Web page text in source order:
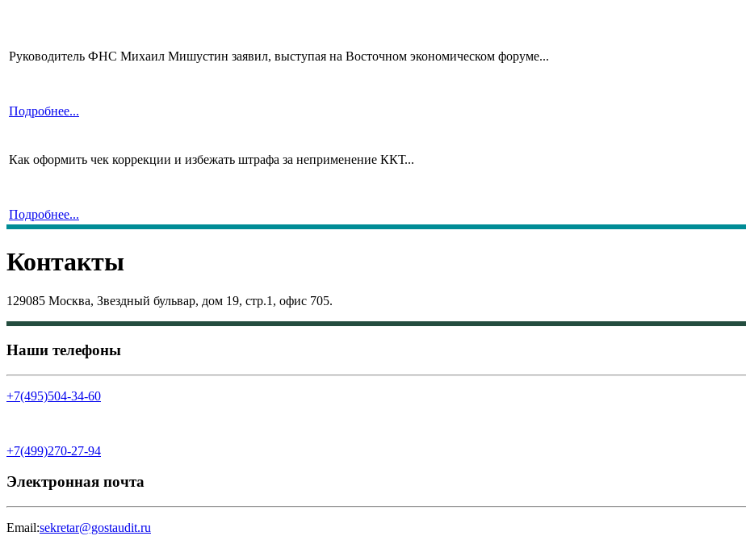
Руководитель ФНС Михаил Мишустин заявил, выступая на Восточном экономическом форуме...
Подробнее...
Как оформить чек коррекции и избежать штрафа за неприменение ККТ...
Подробнее...
Контакты
129085 Москва, Звездный бульвар, дом 19, стр.1, офис 705.
Наши телефоны
+7(495)504-34-60
+7(499)270-27-94
Электронная почта
Email:sekretar@gostaudit.ru